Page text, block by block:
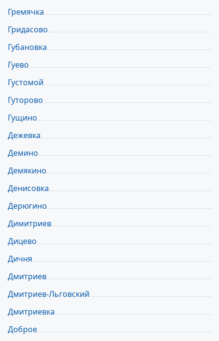
Гремячка
Гридасово
Губановка
Гуево
Густомой
Гуторово
Гущино
Дежевка
Демино
Демякино
Денисовка
Дерюгино
Димитриев
Дицево
Дичня
Дмитриев
Дмитриев-Льговский
Дмитриевка
Доброе